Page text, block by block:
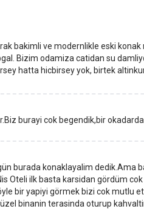
bakimli ve modernlikle eski
Bizim odamiza catidan su
hatta hicbirsey yok, birtek
burayi cok begendik,bir
burada konaklayalim
Oteli ilk basta karsidan gördüm
bir yapiyi görmek bizi cok mutlu
binanin terasinda oturup